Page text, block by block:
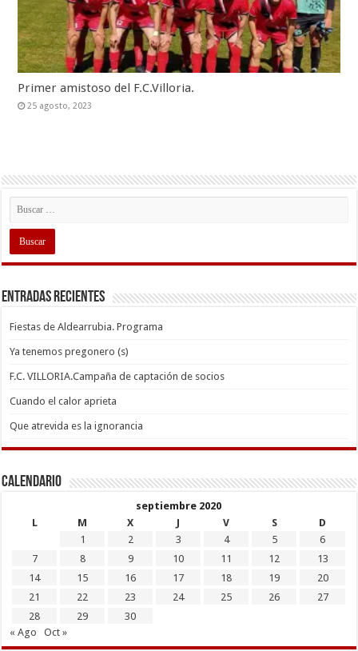
Primer amistoso del F.C.Villoria.
25 agosto, 2023
Entradas recientes
Fiestas de Aldearrubia. Programa
Ya tenemos pregonero (s)
F.C. VILLORIA.Campaña de captación de socios
Cuando el calor aprieta
Que atrevida es la ignorancia
Calendario
septiembre 2020
L
M X J V S
D
1
2 3 4 5
6
7
8 9 10 11 12
13
14
15 16 17 18 19
20
21
22 23 24 25 26
27
28
29
30
« Ago
Oct »